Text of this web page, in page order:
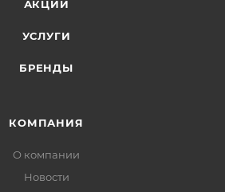
АКЦИИ
УСЛУГИ
БРЕНДЫ
КОМПАНИЯ
О компании
Новости